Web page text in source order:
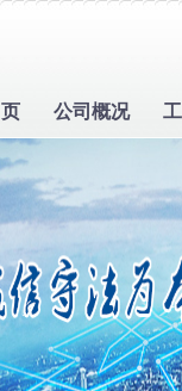
公司概况